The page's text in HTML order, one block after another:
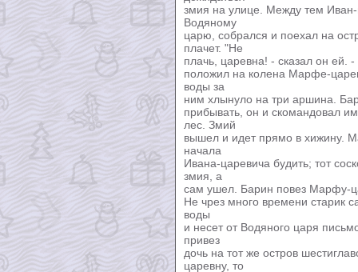
змия на улице. Между тем
Водяному
царю, собрался и поехал на
плачет. "Не
плачь, царевна! - сказал он ей.
положил на колена Марфе-
воды за
ним хлынуло на три аршина.
прибывать, он и скомандовал
лес. Змий
вышел и идет прямо в хижину.
начала
Ивана-царевича будить; тот
змия, а
сам ушел. Барин повез Марфу-
Не чрез много времени старик
воды
и несет от Водяного царя
привез
дочь на тот же остров
царевну, то